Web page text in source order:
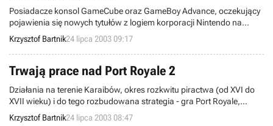
Posiadacze konsol GameCube oraz GameBoy Advance, oczekujący
pojawienia się nowych tytułów z logiem korporacji Nintendo na
pudełkach, muszą niestety uzbroić się w dodatkowe nakłady
cierpliwości. Rzeczona firma zaktualizowała właśnie swój plan
wydawniczy, opóźniając tym samym terminy premier
nadchodzących produkcji.
Krzysztof Bartnik24 lipca 2003 09:17
Trwają prace nad Port Royale 2
Działania na terenie Karaibów, okres rozkwitu piractwa (od XVI do
XVII wieku) i do tego rozbudowana strategia - gra Port Royale,
autorstwa zespołu Ascaron Software, nie posiada chyba żadnych
Krzysztof Bartnik24 lipca 2003 08:47